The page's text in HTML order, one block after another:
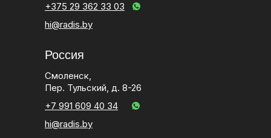
Россия
hi@radis.by
Смоленск,
Пер. Тульский, д. 8-26
hi@radis.by
+375 29 362 33 03
+7 991 609 40 34